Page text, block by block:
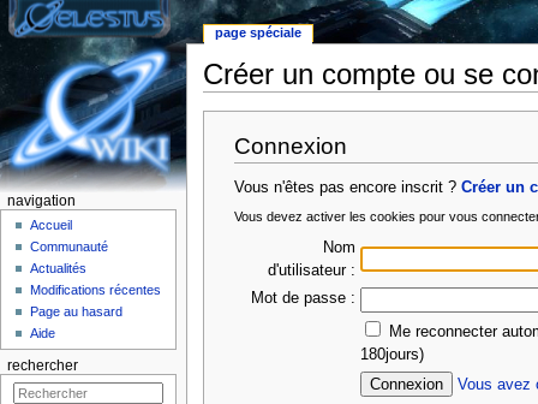
Créer un compte ou se
Connexion
Vous n'êtes pas encore inscrit ?Créer un
Vous devez activer les cookies pour vous
Nom
d'utilisateur :
Mot de passe :
Me reconnecter
180jours)
Vous avez
page spéciale
navigation
Accueil
Communauté
Actualités
Modifications récentes
Page au hasard
Aide
rechercher